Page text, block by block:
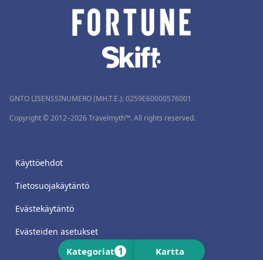
Kategoriat 1 Kartta
GNTO LISENSSINUMERO (MH.T.E.): 0259Ε60000576001
Copyright © 2012–2026 Travelmyth™. All rights reserved.
Käyttöehdot
Tietosuojakäytäntö
Evästekäytäntö
Evästeiden asetukset